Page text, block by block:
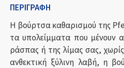
ΠΕΡΙΓΡΑΦΉ
Η βούρτσα καθαρισμού της
τα υπολείμματα που μένουν
ράσπας ή της λίμας σας,
ανθεκτική ξύλινη λαβή, η